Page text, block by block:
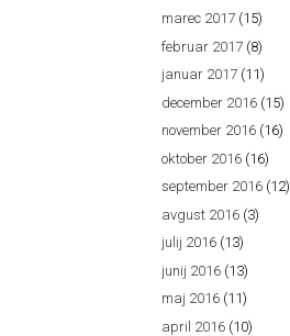
marec 2017 (15)
februar 2017 (8)
januar 2017 (11)
december 2016 (15)
november 2016 (16)
oktober 2016 (16)
september 2016 (12)
avgust 2016 (3)
julij 2016 (13)
junij 2016 (13)
maj 2016 (11)
april 2016 (10)